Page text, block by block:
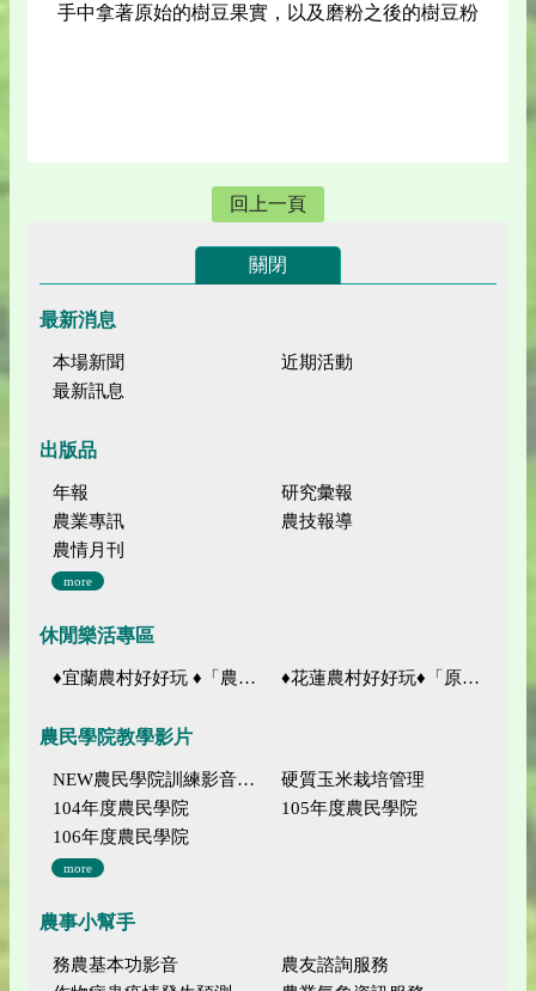
手中拿著原始的樹豆果實，以及磨粉之後的樹豆粉
回上一頁
關閉
最新消息
本場新聞
近期活動
最新訊息
出版品
年報
研究彙報
農業專訊
農技報導
農情月刊
more
休閒樂活專區
♦宜蘭農村好好玩 ♦「農、藝、山、水」四條遊程推薦 ♦花蓮農村好好玩♦「原、生、慢、活」四條遊程推薦
農民學院教學影片
NEW農民學院訓練影音分類
硬質玉米栽培管理
104年度農民學院
105年度農民學院
106年度農民學院
more
農事小幫手
務農基本功影音
農友諮詢服務